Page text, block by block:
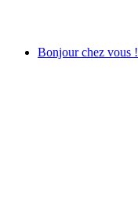
Bonjour chez vous !